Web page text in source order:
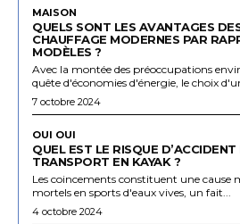
MAISON
QUELS SONT LES AVANTAGES
CHAUFFAGE MODERNES PAR
MODÈLES ?
Avec la montée des préoccupations
quête d'économies d'énergie, le choix
7 octobre 2024
OUI OUI
QUEL EST LE RISQUE
TRANSPORT EN KAYAK ?
Les coincements constituent une cause
mortels en sports d'eaux vives, un fait...
4 octobre 2024